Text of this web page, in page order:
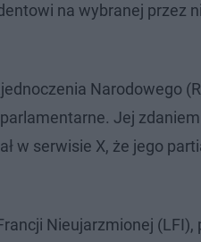
na wybranej przez
Narodowego
Jej
w serwisie X, że jego
Nieujarzmionej